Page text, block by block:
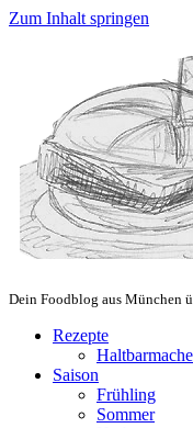
Zum Inhalt springen
Dein Foodblog aus München
Rezepte
Saison
Frühling
Sommer